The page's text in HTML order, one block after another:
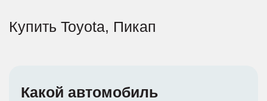
Купить Toyota, Пикап
Какой автомобиль